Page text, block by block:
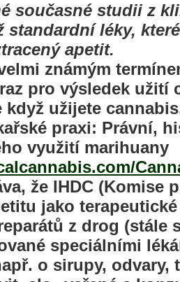
současné studii z
standardní léky,
apetit.
známým
pro výsledek užití
když užijete
praxi: Právní,
využití marihuany
že IHDC
jako
z drog (stále
speciálními
o sirupy,